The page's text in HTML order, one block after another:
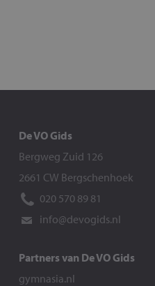
De VO Gids
Bergweg Zuid 126
2661 CW Bergschenhoek
020 570 89 81
info@devogids.nl
Partners van De VO Gids
gymnasia.nl